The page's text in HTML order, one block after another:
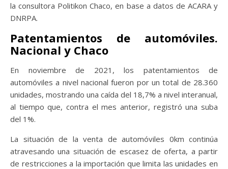
la consultora Politikon Chaco, en base a datos de ACARA y
DNRPA.
Patentamientos de automóviles.
Nacional y Chaco
En noviembre de 2021, los patentamientos de
automóviles a nivel nacional fueron por un total de 28.360
unidades, mostrando una caída del 18,7% a nivel interanual,
al tiempo que, contra el mes anterior, registró una suba
del 1%.
La situación de la venta de automóviles 0km continúa
atravesando una situación de escasez de oferta, a partir
de restricciones a la importación que limita las unidades en